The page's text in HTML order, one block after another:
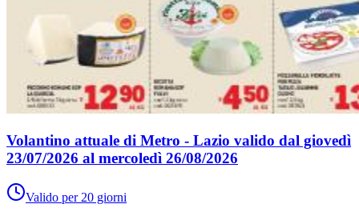
Volantino attuale di Metro - Lazio valido dal giovedì
23/07/2026 al mercoledì 26/08/2026
Valido per 20 giorni